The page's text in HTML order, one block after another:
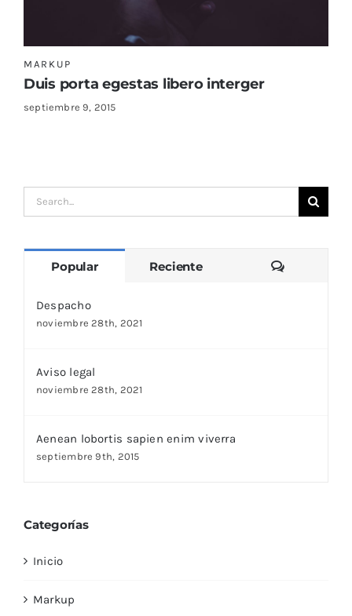
MARKUP
Duis porta egestas libero interger
septiembre 9, 2015
Search
for:
Popular Reciente
Despacho
noviembre 28th, 2021
Aviso legal
noviembre 28th, 2021
Aenean lobortis sapien enim viverra
septiembre 9th, 2015
Categorías
Inicio
Markup